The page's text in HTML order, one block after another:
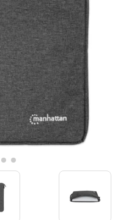
10 . escritorio